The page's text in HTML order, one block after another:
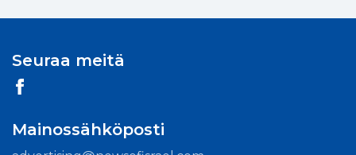
Seuraa meitä
Mainossähköposti